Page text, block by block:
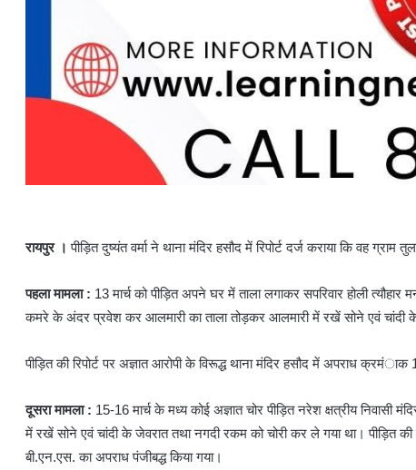
रायपुर । पीड़ित दुष्यंत वर्मा ने थाना मंदिर हसौद में रिपोर्ट दर्ज कराया कि वह
पहला मामला : 13 मार्च को पीड़ित अपने घर में ताला लगाकर सपरिवार होली
कमरे के अंदर प्रवेश कर आलमारी का ताला तोड़कर आलमारी में रखें सोने एवं चांदी
पीड़ित की रिपोर्ट पर अज्ञात आरोपी के विरूद्ध थाना मंदिर हसौद में अपराध
दूसरा मामला : 15-16 मार्च के मध्य कोई अज्ञात चोर पीड़ित नरेश क्षत्रीय
में रखें सोने एवं चांदी के जेवरात तथा नगदी रकम को चोरी कर ले गया था। पीड़ित
बी.एन.एस. का अपराध पंजीबद्ध किया गया।